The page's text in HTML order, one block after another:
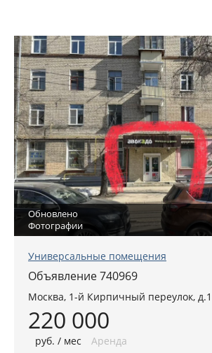
Обновлено
Фотографии
Универсальные помещения
Объявление 740969
Москва, 1-й Кирпичный переулок,
220 000
руб. / мес Аренда